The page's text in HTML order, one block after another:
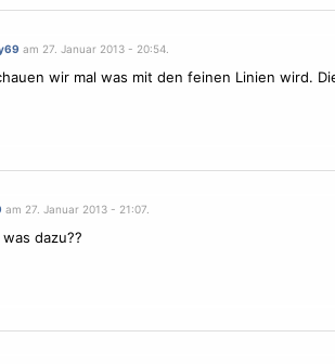
am 27. Januar 2013 - 20:54.
wir mal was mit den feinen Linien wird.
am 27. Januar 2013 - 21:07.
dazu??